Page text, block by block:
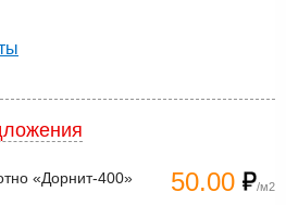
50.00 /м2
«Дорнит-400»